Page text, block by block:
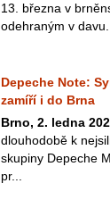
13. března v
odehraným v
Depeche Note:
zamíří i do Brna
Brno, 2. ledna
dlouhodobě k
skupiny Depeche
pr...